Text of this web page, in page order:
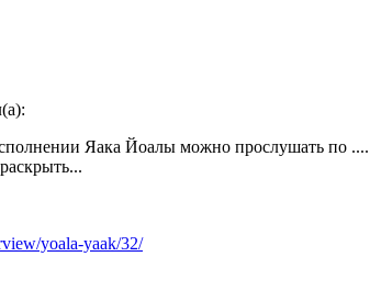
Яака Йоалы можно прослушать по ....
yoala-yaak/32/